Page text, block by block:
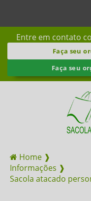
Entre em contato
Faça seu
Faça seu
Home ❱
Informações ❱
Sacola atacado